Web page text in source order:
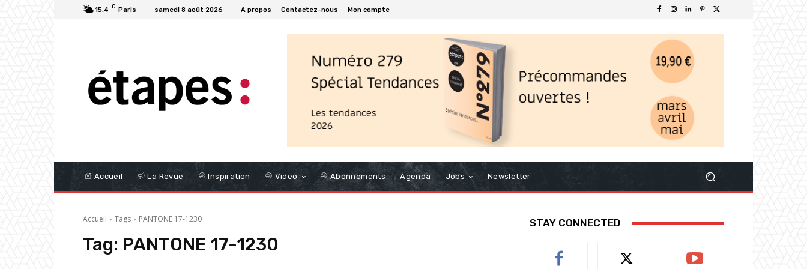
15.4 C Paris samedi 8 août 2026 A propos Contactez-nous Mon compte
Accueil La Revue Inspiration Video Abonnements Agenda Jobs Newsletter
Accueil Tags PANTONE 17-1230
Tag: PANTONE 17-1230
STAY CONNECTED